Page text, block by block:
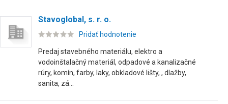
Stavoglobal, s. r. o.
Pridať hodnotenie
Predaj stavebného materiálu, elektro a
vodoinštalačný materiál, odpadové a kanalizačné
rúry, komín, farby, laky, obkladové lišty, , dlažby,
sanita, zá...